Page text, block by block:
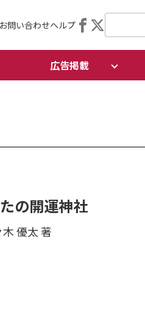
お問い合わせヘルプ
広告掲載
の開運神社
優太 著